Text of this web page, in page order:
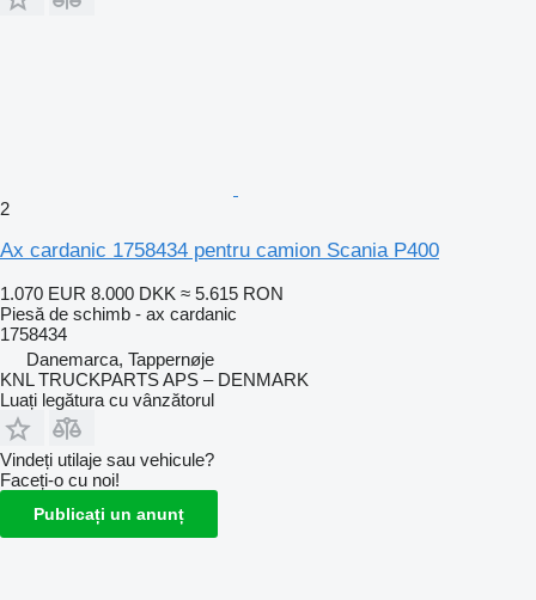
2
Ax cardanic 1758434 pentru camion Scania P400
1.070 EUR 8.000 DKK ≈ 5.615 RON
Piesă de schimb - ax cardanic
1758434
Danemarca, Tappernøje
KNL TRUCKPARTS APS – DENMARK
Luați legătura cu vânzătorul
Vindeți utilaje sau vehicule?
Faceți-o cu noi!
Publicați un anunț